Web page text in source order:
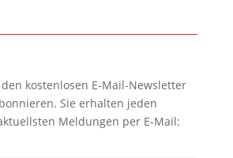
kostenlosen E-Mail-Newsletter
Sie erhalten jeden
Meldungen per E-Mail: